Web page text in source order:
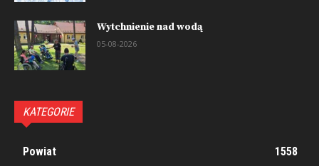
Wytchnienie nad wodą
05-08-2026
KATEGORIE
Powiat 1558